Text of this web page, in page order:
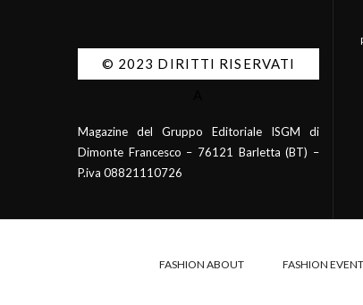
© 2023 DIRITTI RISERVATI
Magazine del Gruppo Editoriale ISGM di
Dimonte Francesco – 76121 Barletta (BT) –
P.iva 08821110726
FASHION ABOUT FASHION